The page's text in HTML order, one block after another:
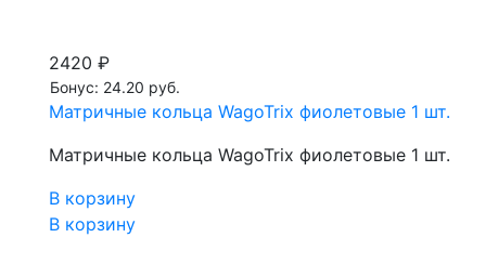
2420 ₽
Бонус: 24.20 руб.
Матричные кольца WagoTrix фиолетовые 1 шт.
Матричные кольца WagoTrix фиолетовые 1 шт.
В корзину
В корзину